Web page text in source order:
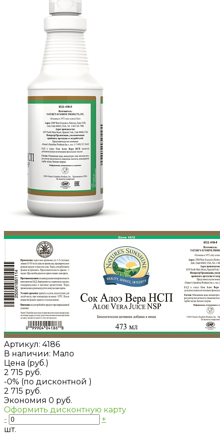
Артикул: 4186
В наличии: Мало
Цена (руб.)
2 715 руб.
-0% (по дисконтной )
2 715 руб.
Экономия 0 руб.
Оформить дисконтную карту
-
+
шт.